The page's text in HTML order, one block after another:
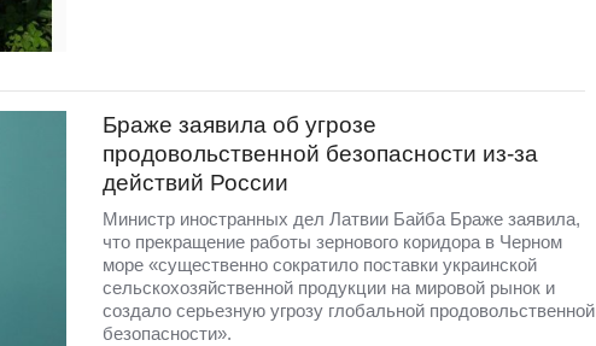
Браже заявила об угрозе
продовольственной безопасности из-за
действий России
Министр иностранных дел Латвии Байба Браже заявила,
что прекращение работы зернового коридора в Черном
море «существенно сократило поставки украинской
сельскохозяйственной продукции на мировой рынок и
создало серьезную угрозу глобальной продовольственной
безопасности».